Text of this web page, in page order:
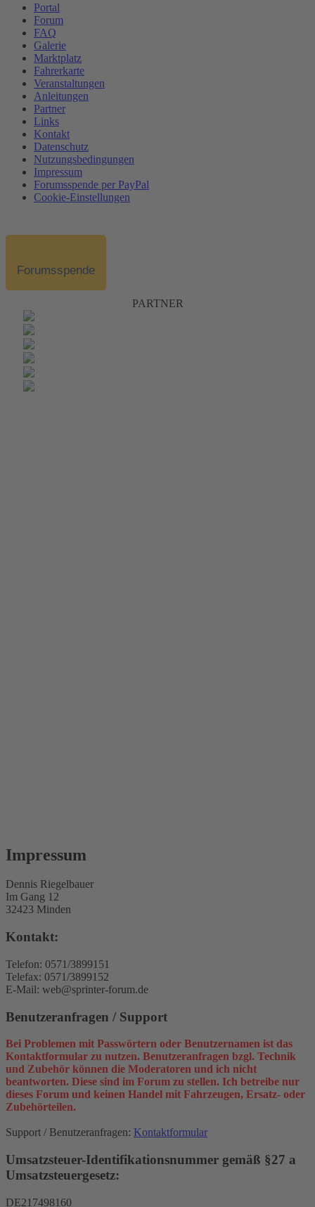
Portal
Forum
FAQ
Galerie
Marktplatz
Fahrerkarte
Veranstaltungen
Anleitungen
Partner
Links
Kontakt
Datenschutz
Nutzungsbedingungen
Impressum
Forumsspende per PayPal
Cookie-Einstellungen
Forumsspende
PARTNER
Impressum
Dennis Riegelbauer
Im Gang 12
32423 Minden
Kontakt:
Telefon: 0571/3899151
Telefax: 0571/3899152
E-Mail: web@sprinter-forum.de
Benutzeranfragen / Support
Bei Problemen mit Passwörtern oder Benutzernamen ist das
Kontaktformular zu nutzen. Benutzeranfragen bzgl. Technik
und Zubehör können die Moderatoren und ich nicht
beantworten. Diese sind im Forum zu stellen. Ich betreibe nur
dieses Forum und keinen Handel mit Fahrzeugen, Ersatz- oder
Zubehörteilen.
Support / Benutzeranfragen: Kontaktformular
Umsatzsteuer-Identifikationsnummer gemäß §27 a
Umsatzsteuergesetz:
DE217498160